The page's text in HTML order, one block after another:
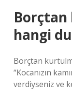
hangi
Borçtan
“Kocanızın
verdiyseniz ve